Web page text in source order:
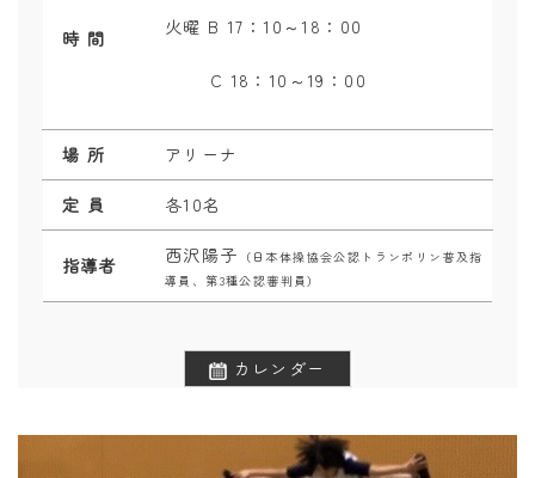
時 間 火曜 B 17：10～18：00
C 18：10～19：00
場 所 アリーナ
定 員 各10名
指導者 西沢陽子 （ 日本体操協会公認トランポリン普及指
導員、第3種公認審判員）
カレンダー